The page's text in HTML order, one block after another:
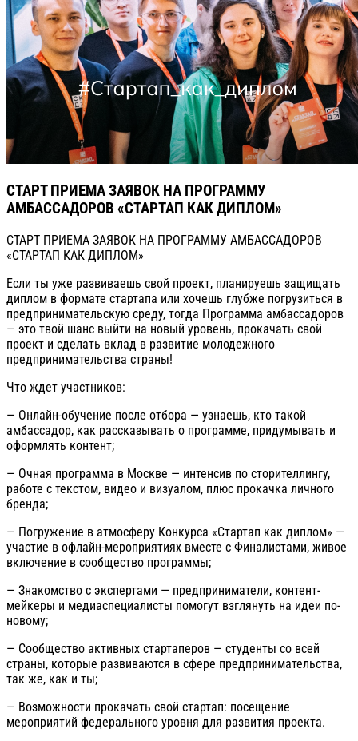
СТАРТ ПРИЕМА ЗАЯВОК НА ПРОГРАММУ
АМБАССАДОРОВ «СТАРТАП КАК ДИПЛОМ»
СТАРТ ПРИЕМА ЗАЯВОК НА ПРОГРАММУ АМБАССАДОРОВ
«СТАРТАП КАК ДИПЛОМ»
Если ты уже развиваешь свой проект, планируешь защищать
диплом в формате стартапа или хочешь глубже погрузиться в
предпринимательскую среду, тогда Программа амбассадоров
— это твой шанс выйти на новый уровень, прокачать свой
проект и сделать вклад в развитие молодежного
предпринимательства страны!
Что ждет участников:
— Онлайн-обучение после отбора — узнаешь, кто такой
амбассадор, как рассказывать о программе, придумывать и
оформлять контент;
— Очная программа в Москве — интенсив по сторителлингу,
работе с текстом, видео и визуалом, плюс прокачка личного
бренда;
— Погружение в атмосферу Конкурса «Стартап как диплом» —
участие в офлайн-мероприятиях вместе с Финалистами, живое
включение в сообщество программы;
— Знакомство с экспертами — предприниматели, контент-
мейкеры и медиаспециалисты помогут взглянуть на идеи по-
новому;
— Сообщество активных стартаперов — студенты со всей
страны, которые развиваются в сфере предпринимательства,
так же, как и ты;
— Возможности прокачать свой стартап: посещение
мероприятий федерального уровня для развития проекта.